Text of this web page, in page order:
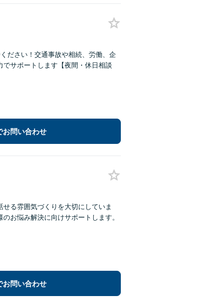
ださい！交通事故や相続、労働、企
サポートします【夜間・休日相談
お問い合わせ
る雰囲気づくりを大切にしていま
お悩み解決に向けサポートします。
お問い合わせ